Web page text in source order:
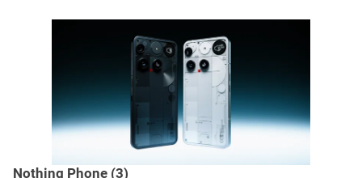
Nothing Phone (3)